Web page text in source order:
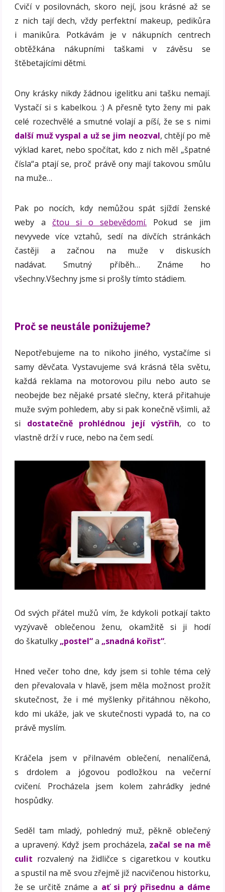
Cvičí v posilovnách, skoro nejí, jsou krásné až se
z nich tají dech, vždy perfektní makeup, pedikůra
i manikůra. Potkávám je v nákupních centrech
obtěžkána nákupními taškami v závěsu se
štěbetajícími dětmi.
Ony krásky nikdy žádnou igelitku ani tašku nemají.
Vystačí si s kabelkou. :) A přesně tyto ženy mi pak
celé rozechvělé a smutné volají a píší, že se s nimi
další muž vyspal a už se jim neozval, chtějí po mě
výklad karet, nebo spočítat, kdo z nich měl „špatné
čísla“a ptají se, proč právě ony mají takovou smůlu
na muže…
Pak po nocích, kdy nemůžou spát sjíždí ženské
weby a čtou si o sebevědomí. Pokud se jim
nevyvede více vztahů, sedí na dívčích stránkách
častěji a začnou na muže v diskusích
nadávat. Smutný příběh… Známe ho
všechny.Všechny jsme si prošly tímto stádiem.
Proč se neustále ponižujeme?
Nepotřebujeme na to nikoho jiného, vystačíme si
samy děvčata. Vystavujeme svá krásná těla světu,
každá reklama na motorovou pilu nebo auto se
neobejde bez nějaké prsaté slečny, která přitahuje
muže svým pohledem, aby si pak konečně všimli, až
si dostatečně prohlédnou její výstřih, co to
vlastně drží v ruce, nebo na čem sedí.
Od svých přátel mužů vím, že kdykoli potkají takto
vyzývavě oblečenou ženu, okamžitě si ji hodí
do škatulky „postel“a „snadná kořist“.
Hned večer toho dne, kdy jsem si tohle téma celý
den převalovala v hlavě, jsem měla možnost prožít
skutečnost, že i mé myšlenky přitáhnou někoho,
kdo mi ukáže, jak ve skutečnosti vypadá to, na co
právě myslím.
Kráčela jsem v přilnavém oblečení, nenalíčená,
s drdolem a jógovou podložkou na večerní
cvičení. Procházela jsem kolem zahrádky jedné
hospůdky.
Seděl tam mladý, pohledný muž, pěkně oblečený
a upravený. Když jsem procházela, začal se na mě
culit rozvalený na židličce s cigaretkou v koutku
a spustil na mě svou zřejmě již nacvičenou historku,
že se určitě známe a ať si prý přisednu a dáme